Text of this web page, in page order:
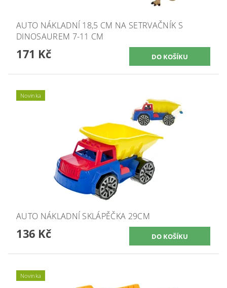
AUTO NÁKLADNÍ 18,5 CM NA SETRVAČNÍK S
DINOSAUREM 7-11 CM
171 Kč
Novinka
AUTO NÁKLADNÍ SKLÁPĚČKA 29CM
136 Kč
Novinka